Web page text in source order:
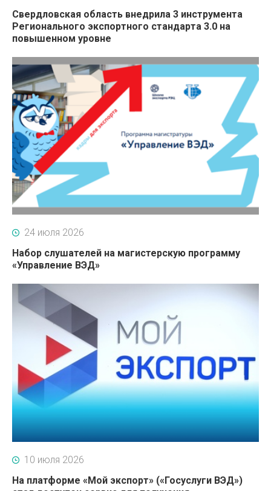
Свердловская область внедрила 3 инструмента
Регионального экспортного стандарта 3.0 на
повышенном уровне
24 июля 2026
Набор слушателей на магистерскую программу
«Управление ВЭД»
10 июля 2026
На платформе «Мой экспорт» («Госуслуги ВЭД»)